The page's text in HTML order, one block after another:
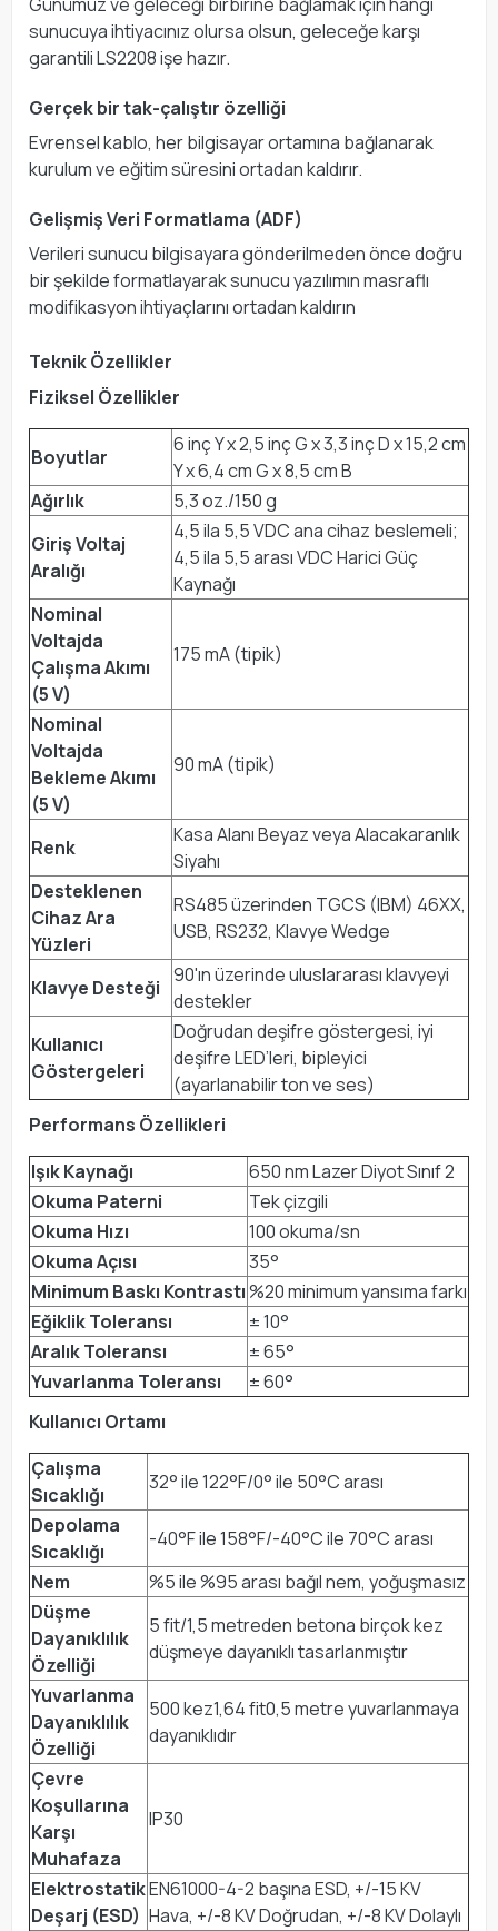
sunucuya ihtiyacınız olursa olsun, geleceğe karşı
garantili LS2208 işe hazır.
Gerçek bir tak-çalıştır özelliği
Evrensel kablo, her bilgisayar ortamına bağlanarak
kurulum ve eğitim süresini ortadan kaldırır.
Gelişmiş Veri Formatlama (ADF)
Verileri sunucu bilgisayara gönderilmeden önce doğru
bir şekilde formatlayarak sunucu yazılımın masraflı
modifikasyon ihtiyaçlarını ortadan kaldırın
Teknik Özellikler
Fiziksel Özellikler
Boyutlar
6 inç Y x 2,5 inç G x 3,3 inç D x 15,2 cm
Y x 6,4 cm G x 8,5 cm B
Ağırlık
5,3 oz./150 g
Giriş Voltaj
Aralığı
4,5 ila 5,5 VDC ana cihaz beslemeli;
4,5 ila 5,5 arası VDC Harici Güç
Kaynağı
Nominal
Voltajda
Çalışma Akımı
(5 V)
175 mA (tipik)
Nominal
Voltajda
Bekleme Akımı
(5 V)
90 mA (tipik)
Renk
Kasa Alanı Beyaz veya Alacakaranlık
Siyahı
Desteklenen
Cihaz Ara
Yüzleri
RS485 üzerinden TGCS (IBM) 46XX,
USB, RS232, Klavye Wedge
Klavye Desteği
90'ın üzerinde uluslararası klavyeyi
destekler
Kullanıcı
Göstergeleri
Doğrudan deşifre göstergesi, iyi
deşifre LED’leri, bipleyici
(ayarlanabilir ton ve ses)
Performans Özellikleri
Işık Kaynağı
650 nm Lazer Diyot Sınıf 2
Okuma Paterni
Tek çizgili
Okuma Hızı
100 okuma/sn
Okuma Açısı
35°
Minimum Baskı Kontrastı%20 minimum yansıma farkı
Eğiklik Toleransı
± 10°
Aralık Toleransı
± 65°
Yuvarlanma Toleransı
± 60°
Kullanıcı Ortamı
Çalışma
Sıcaklığı
32° ile 122°F/0° ile 50°C arası
Depolama
Sıcaklığı
-40°F ile 158°F/-40°C ile 70°C arası
Nem
%5 ile %95 arası bağıl nem, yoğuşmasız
Düşme
Dayanıklılık
Özelliği
5 fit/1,5 metreden betona birçok kez
düşmeye dayanıklı tasarlanmıştır
Yuvarlanma
Dayanıklılık
Özelliği
500 kez1,64 fit0,5 metre yuvarlanmaya
dayanıklıdır
Çevre
Koşullarına
Karşı
Muhafaza
IP30
Elektrostatik
Deşarj (ESD)
EN61000-4-2 başına ESD, +/-15 KV
Hava, +/-8 KV Doğrudan, +/-8 KV Dolaylı